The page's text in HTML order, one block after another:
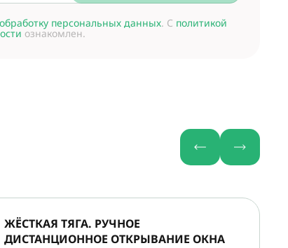
персональных данных. С политикой
ознакомлен.
ЖЁСТКАЯ ТЯГА. РУЧНОЕ
ДИСТАНЦИОННОЕ ОТКРЫВАНИЕ ОКНА